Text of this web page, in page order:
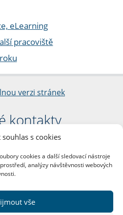
s cookies
cookies a další sledovací nástroje
analýzy návštěvnosti webových
vše
eLearning
pracoviště
verzi stránek
kontakty
fakulta
Palacha 1/2
38 Praha 1